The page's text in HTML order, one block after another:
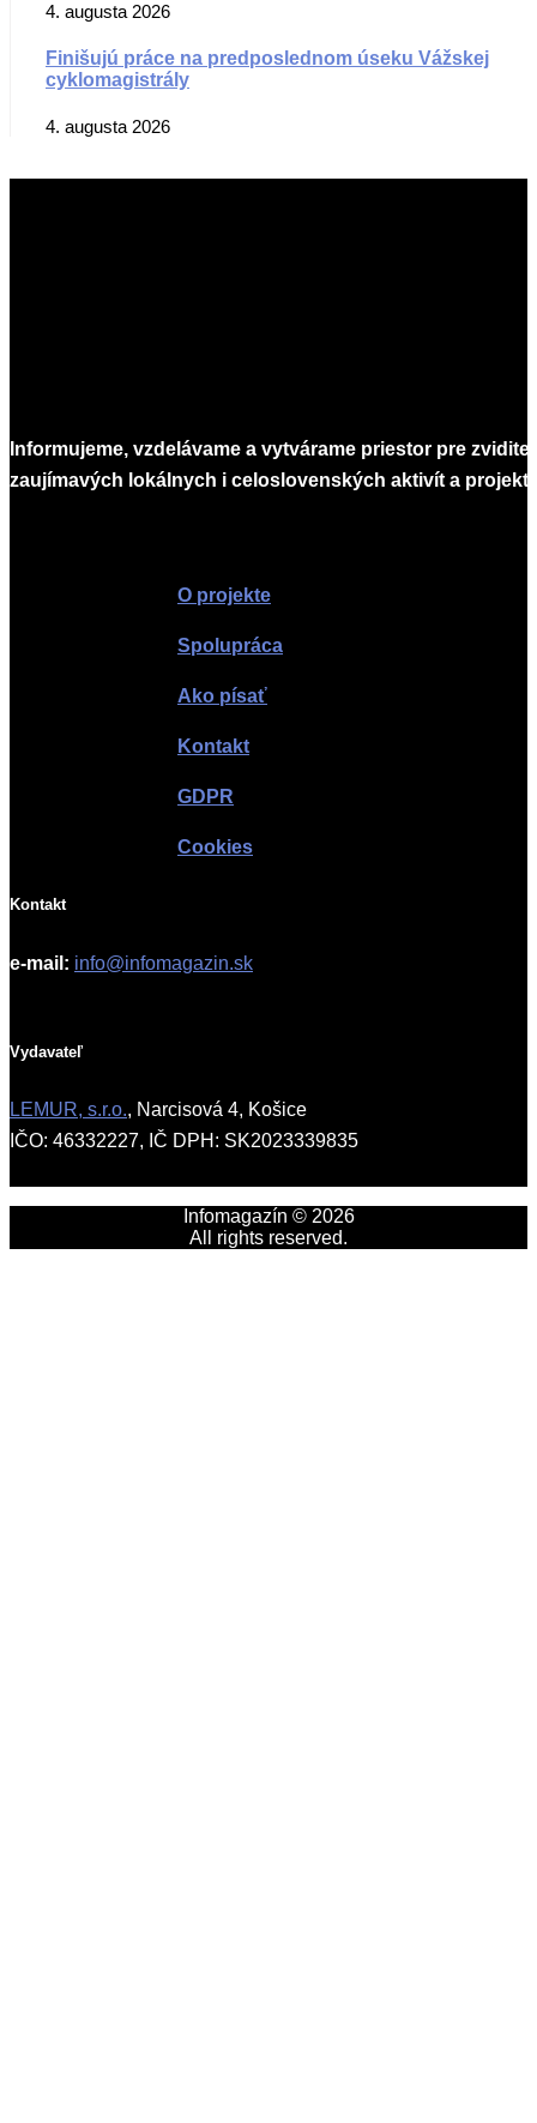
4. augusta 2026
Finišujú práce na predposlednom úseku Vážskej
cyklomagistrály
4. augusta 2026
Informujeme, vzdelávame a vytvárame priestor pre
zaujímavých lokálnych i celoslovenských aktivít a
O projekte
Spolupráca
Ako písať
Kontakt
GDPR
Cookies
Kontakt
e-mail: info@infomagazin.sk
Vydavateľ
LEMUR, s.r.o., Narcisová 4, Košice
IČO: 46332227, IČ DPH: SK2023339835
Infomagazín © 2026
All rights reserved.